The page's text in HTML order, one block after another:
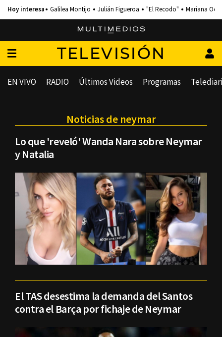
Galilea Montijo Julián Figueroa "El Recodo" Mariana
TELEVISIÓN
EN VIVO RADIO Últimos Videos Programas
Noticias de neymar
Lo que 'reveló' Wanda Nara sobre Neymar
y Natalia
El TAS desestima la demanda del Santos
contra el Barça por fichaje de Neymar